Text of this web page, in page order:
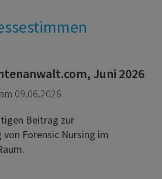
Juni 2026
09.06.2026
Beitrag zur
Forensic Nursing im